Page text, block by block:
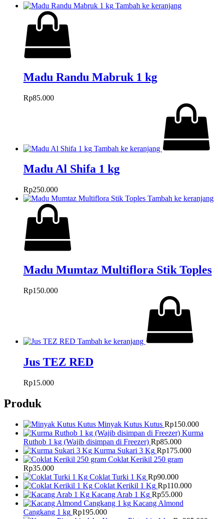
Tambah ke keranjang
Madu Randu Mabruk 1 kg
Rp85.000
Tambah ke keranjang
Madu Al Shifa 1 kg
Rp250.000
Tambah ke keranjang
Madu Mumtaz Multiflora Stik Toples
Rp150.000
Tambah ke keranjang
Jus TEZ RED
Rp15.000
Produk
Minyak Kutus Kutus Rp150.000
Kurma
Ruthob 1 kg (Wajib disimpan di Freezer) Rp85.000
Kurma Sukari 3 Kg Rp175.000
Coklat Kerikil 250 gram
Rp35.000
Coklat Turki 1 Kg Rp90.000
Coklat Kerikil 1 Kg Rp110.000
Kacang Arab 1 Kg Rp55.000
Kacang Almond
Cangkang 1 kg Rp195.000